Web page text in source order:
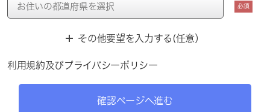
必須
その他要望を入力する(任意）
利用規約及びプライバシーポリシー
確認ページへ進む